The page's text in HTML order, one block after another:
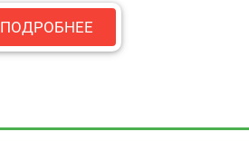
ПОДРОБНЕЕ